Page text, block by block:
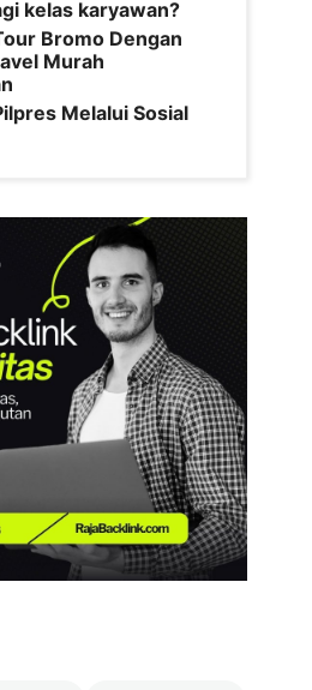
kelas karyawan?
Bromo Dengan
Murah
Melalui Sosial